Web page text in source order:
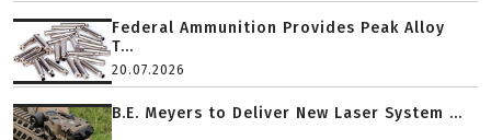
Federal Ammunition Provides Peak Alloy
T...
20.07.2026
B.E. Meyers to Deliver New Laser System ...